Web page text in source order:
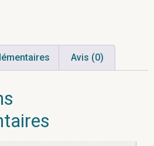
Avis (0)